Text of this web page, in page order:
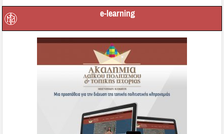
e-learning